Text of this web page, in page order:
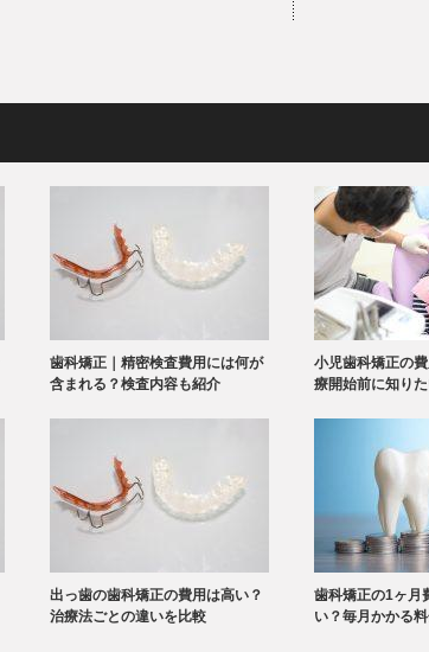
歯科矯正｜精密検査費用には何が
含まれる？検査内容も紹介
小児歯科矯正の
療開始前に知り
出っ歯の歯科矯正の費用は高い？
治療法ごとの違いを比較
歯科矯正の1ヶ月
い？毎月かかる